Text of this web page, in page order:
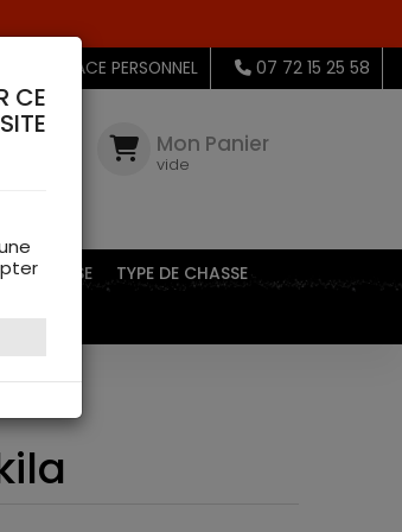
MON ESPACE PERSONNEL 07 72 15 25 58
Mon Panier
vide
CHASSE
TYPE DE CHASSE
CE
SITE